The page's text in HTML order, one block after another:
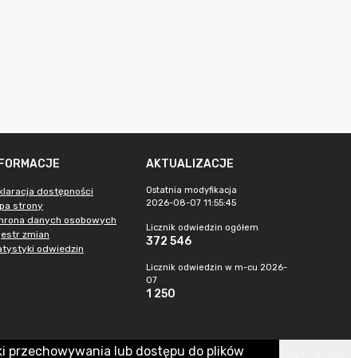
dostępności
strony
danych osobowych
zmian
odwiedzin
AKTUALIZACJE
Ostatnia modyfikacja
2026-08-07 11:55:45
Licznik odwiedzin ogółem
372 546
Licznik odwiedzin w m-cu 2026-
07
1 250
przechowywania lub dostępu do plików